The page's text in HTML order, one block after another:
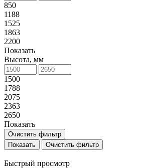
850
1188
1525
1863
2200
Показать
Высота, мм
1500
1788
2075
2363
2650
Показать
Очистить фильтр
Очистить фильтр
Быстрый просмотр